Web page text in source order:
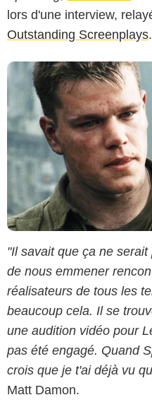
lors d'une interview,
Outstanding Screenplays.
"Il savait que ça ne
de nous emmener
réalisateurs de tous les
beaucoup cela. Il se
une audition vidéo pour
pas été engagé. Quand
crois que je t'ai déjà vu
Matt Damon.